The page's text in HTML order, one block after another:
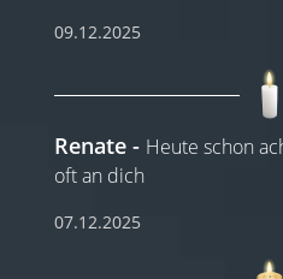
09.12.2025
Renate
Heute schon
oft an dich
07.12.2025